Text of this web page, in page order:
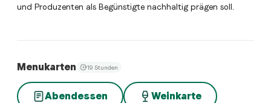
und Produzenten als Begünstigte nachhaltig prägen soll.
Menukarten 19 Stunden
Abendessen Weinkarte